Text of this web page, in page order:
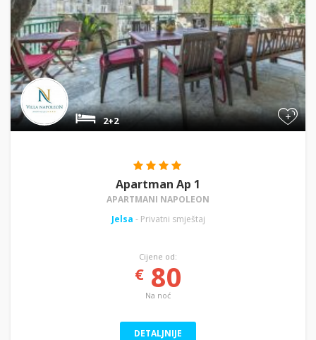
+
2+2
Apartman Ap 1
APARTMANI NAPOLEON
Jelsa - Privatni smještaj
Cijene od:
€80
Na noć
DETALJNIJE